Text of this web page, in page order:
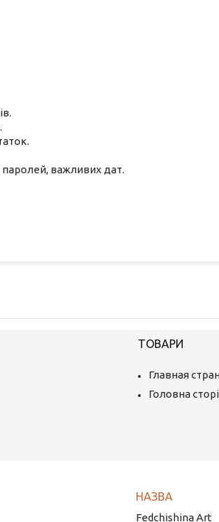
паролей, важливих дат.
ТОВАРИ
Главная
Головна
Fedchishina Art